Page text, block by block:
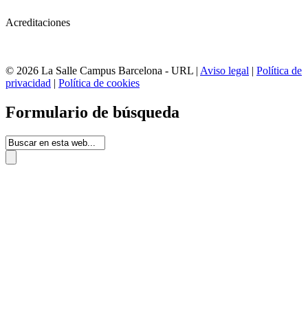
Acreditaciones
© 2026 La Salle Campus Barcelona - URL | Aviso legal | Política de
privacidad | Política de cookies
Formulario de búsqueda